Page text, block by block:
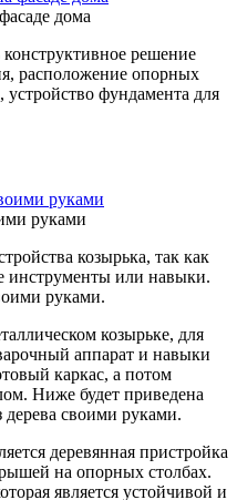
дома
решение
расположение опорных
фундамента для
руками
козырька, так как
инструменты или навыки.
руками.
козырьке, для
аппарат и навыки
каркас, а потом
Ниже будет приведена
дерева своими руками.
деревянная пристройка
на опорных столбах.
является устойчивой и